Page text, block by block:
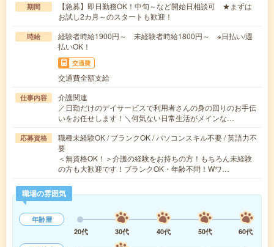
期間
【急募】即日勤務OK！中旬～など開始日相談可 ★まずは
お試し2カ月～のスタートも歓迎！
時給
経験者時給1900円～ 未経験者時給1800円～ ※日払い/週
払いOK！
交通費
交通費全額支給
仕事内容
介護関連
／日勤だけのデイサービスで利用者さんの身の回りのお手伝
いをお任せします！＼何気ない日常生活がメインな…
応募資格
職種未経験OK / ブランクOK / パソコンスキル不要 / 英語力不
要
＜無資格OK！＞介護の経験をお持ちの方！もちろん未経験
の方も大歓迎です！ブランクOK・年齢不問！Wワ…
職場の雰囲気
年齢層
20代
30代 40代 50代
60代